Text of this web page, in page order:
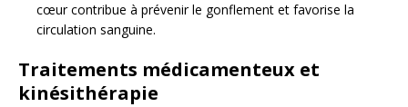
cœur contribue à prévenir le gonflement et favorise la
circulation sanguine.
Traitements médicamenteux et
kinésithérapie